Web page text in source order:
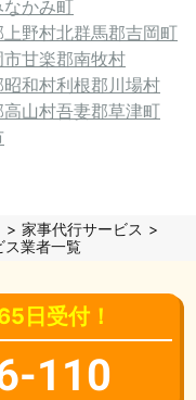
かみ町
上野村北群馬郡吉岡町
市甘楽郡南牧村
和村利根郡川場村
山村吾妻郡草津町
家事代行サービス
ス業者一覧
日受付！
110